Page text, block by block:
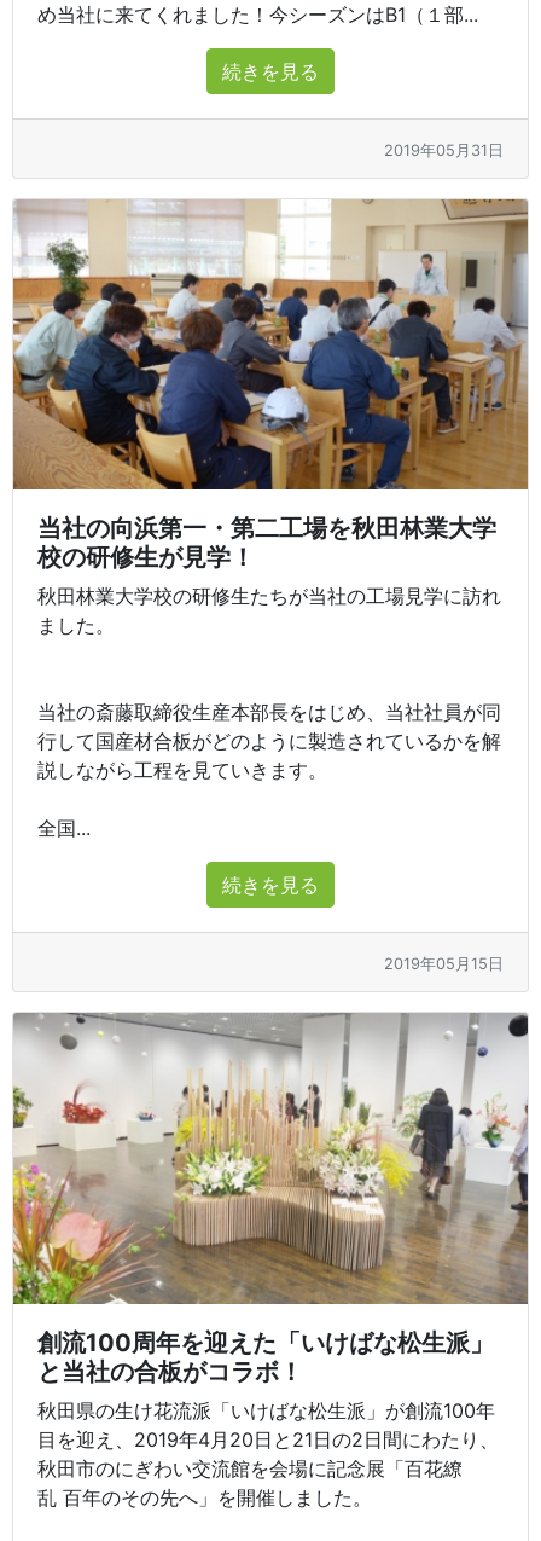
め当社に来てくれました！今シーズンはB1（１部...
続きを見る
2019年05月31日
当社の向浜第一・第二工場を秋田林業大学
校の研修生が見学！
秋田林業大学校の研修生たちが当社の工場見学に訪れ
ました。
当社の斎藤取締役生産本部長をはじめ、当社社員が同
行して国産材合板がどのように製造されているかを解
説しながら工程を見ていきます。
全国...
続きを見る
2019年05月15日
創流100周年を迎えた「いけばな松生派」
と当社の合板がコラボ！
秋田県の生け花流派「いけばな松生派」が創流100年
目を迎え、2019年4月20日と21日の2日間にわたり、
秋田市のにぎわい交流館を会場に記念展「百花繚
乱 百年のその先へ」を開催しました。